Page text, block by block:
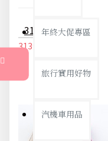
年終大促專區
旅行實用好物
汽機車用品
316不鏽鋼餐具三件組 湯匙 筷子 叉子 隨身餐具 環保餐具 便攜餐具
313元